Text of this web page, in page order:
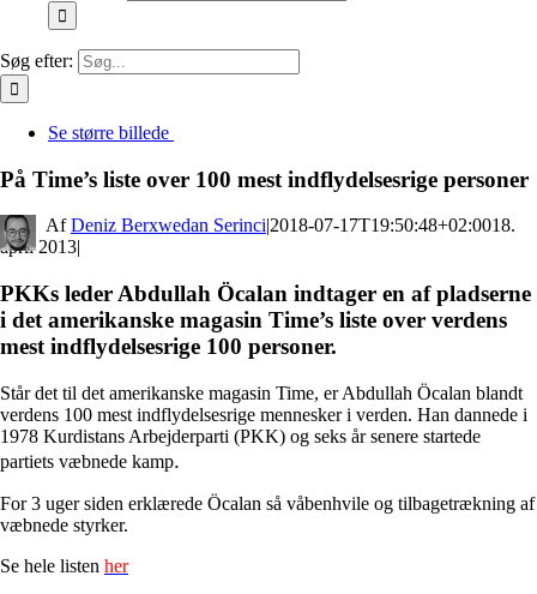
Søg efter:
Se større billede
På Time’s liste over 100 mest indflydelsesrige personer
By Deniz Berxwedan Serinci|2018-07-17T19:50:48+02:0018.
april 2013|
PKKs leder Abdullah Öcalan indtager en af pladserne
i det amerikanske magasin Time’s liste over verdens
mest indflydelsesrige 100 personer.
Står det til det amerikanske magasin Time, er Abdullah Öcalan blandt
verdens 100 mest indflydelsesrige mennesker i verden. Han dannede i
1978 Kurdistans Arbejderparti (PKK) og seks år senere startede
partiets væbnede kamp.
For 3 uger siden erklærede Öcalan så våbenhvile og tilbagetrækning af
væbnede styrker.
Se hele listen her